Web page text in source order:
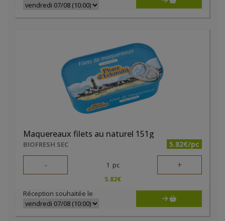
Maquereaux filets au naturel 151g
BIOFRESH SEC 5.82€/pc
- 1 pc +
5.82€
Réception souhaitée le